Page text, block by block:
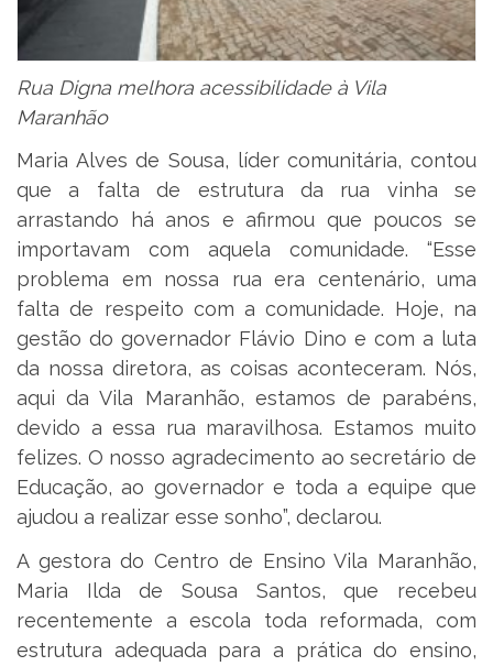
Rua Digna melhora acessibilidade à Vila
Maranhão
Maria Alves de Sousa, líder comunitária, contou
que a falta de estrutura da rua vinha se
arrastando há anos e afirmou que poucos se
importavam com aquela comunidade. “Esse
problema em nossa rua era centenário, uma
falta de respeito com a comunidade. Hoje, na
gestão do governador Flávio Dino e com a luta
da nossa diretora, as coisas aconteceram. Nós,
aqui da Vila Maranhão, estamos de parabéns,
devido a essa rua maravilhosa. Estamos muito
felizes. O nosso agradecimento ao secretário de
Educação, ao governador e toda a equipe que
ajudou a realizar esse sonho”, declarou.
A gestora do Centro de Ensino Vila Maranhão,
Maria Ilda de Sousa Santos, que recebeu
recentemente a escola toda reformada, com
estrutura adequada para a prática do ensino,